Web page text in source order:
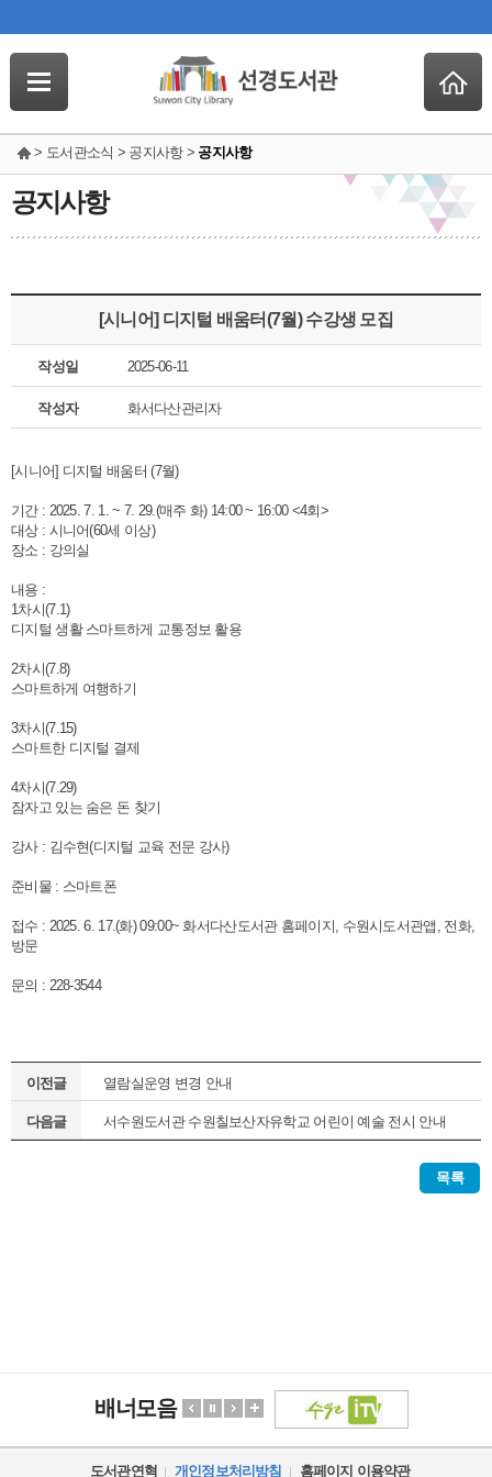
> 도서관소식 > 공지사항 > 공지사항
공지사항
[시니어] 디지털 배움터(7월) 수강생 모집
작성일 2025-06-11
작성자 화서다산관리자
[시니어] 디지털 배움터 (7월)
기간 : 2025. 7. 1. ~ 7. 29.(매주 화) 14:00 ~ 16:00 <4회>
대상 : 시니어(60세 이상)
장소 : 강의실
내용 :
1차시(7.1)
디지털 생활 스마트하게 교통정보 활용
2차시(7.8)
스마트하게 여행하기
3차시(7.15)
스마트한 디지털 결제
4차시(7.29)
잠자고 있는 숨은 돈 찾기
강사 : 김수현(디지털 교육 전문 강사)
준비물 : 스마트폰
접수 : 2025. 6. 17.(화) 09:00~ 화서다산도서관 홈페이지, 수원시도서관앱, 전화,
방문
문의 : 228-3544
이전글 열람실운영 변경 안내
다음글 서수원도서관 수원칠보산자유학교 어린이 예술 전시 안내
목록
배너모음
도서관연혁 개인정보처리방침 홈페이지 이용약관